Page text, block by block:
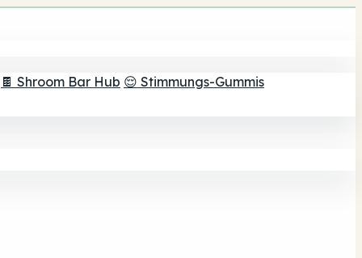
🍫 Shroom Bar Hub 😌 Stimmungs-Gummis